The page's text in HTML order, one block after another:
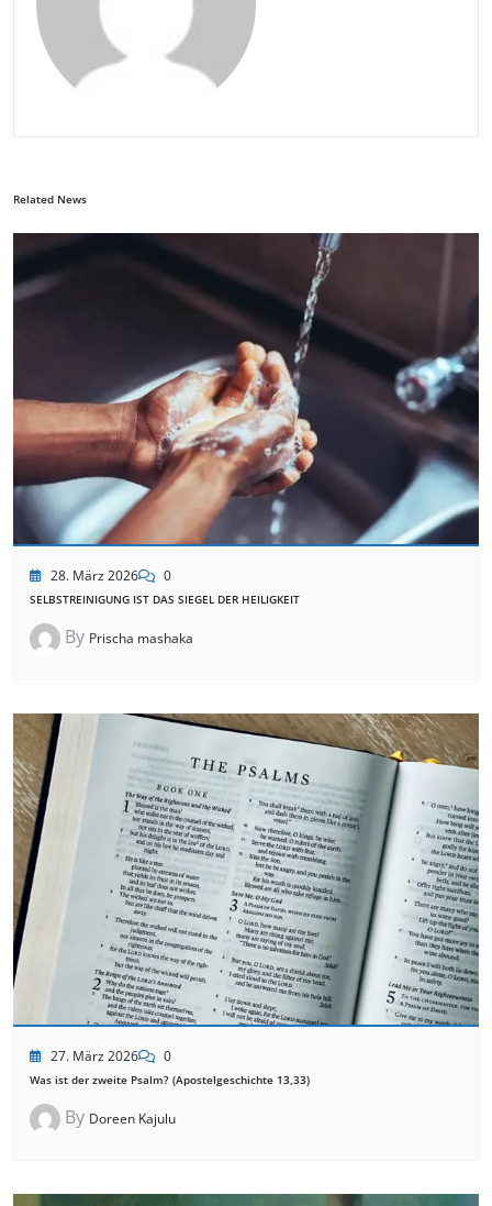
Related News
28. März 2026 0
SELBSTREINIGUNG IST DAS SIEGEL DER HEILIGKEIT
By Prischa mashaka
27. März 2026 0
Was ist der zweite Psalm? (Apostelgeschichte 13,33)
By Doreen Kajulu